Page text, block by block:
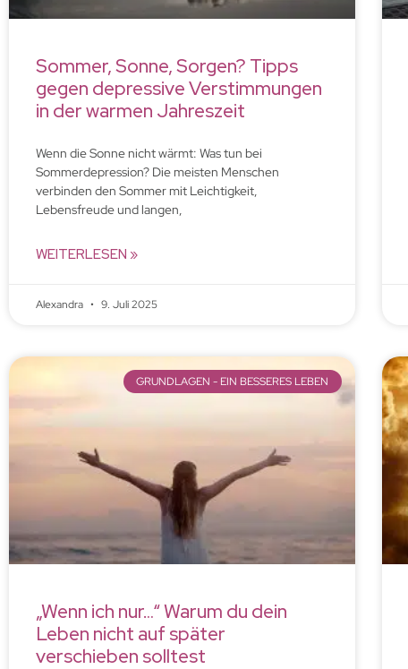
Sommer, Sonne, Sorgen? Tipps
gegen depressive Verstimmungen
in der warmen Jahreszeit
Wenn die Sonne nicht wärmt: Was tun bei
Sommerdepression? Die meisten Menschen
verbinden den Sommer mit Leichtigkeit,
Lebensfreude und langen,
WEITERLESEN »
Alexandra 9. Juli 2025
GRUNDLAGEN - EIN BESSERES LEBEN
„Wenn ich nur…“ Warum du dein
Leben nicht auf später
verschieben solltest